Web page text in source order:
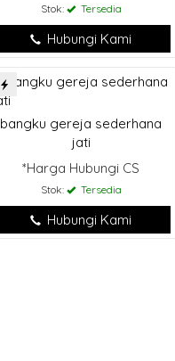
Stok: Tersedia
Hubungi Kami
bangku gereja sederhana
jati
*Harga Hubungi CS
Stok: Tersedia
Hubungi Kami